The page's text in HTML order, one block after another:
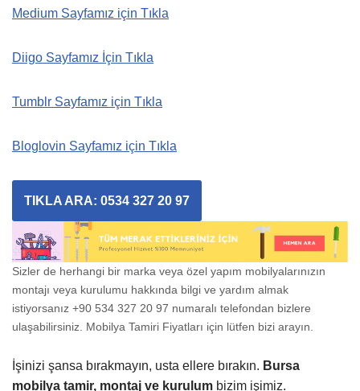
Medium Sayfamız için Tıkla
Diigo Sayfamız İçin Tıkla
Tumblr Sayfamız için Tıkla
Bloglovin Sayfamız için Tıkla
TIKLA ARA: 0534 327 20 97
Sizler de herhangi bir marka veya özel yapım mobilyalarınızın
montajı veya kurulumu hakkında bilgi ve yardım almak
istiyorsanız +90 534 327 20 97 numaralı telefondan bizlere
ulaşabilirsiniz. Mobilya Tamiri Fiyatları için lütfen bizi arayın.
İşinizi şansa bırakmayın, usta ellere bırakın. Bursa
mobilya tamir, montaj ve kurulum bizim işimiz.